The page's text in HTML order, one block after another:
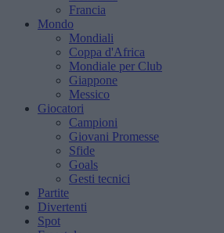
Francia
Mondo
Mondiali
Coppa d'Africa
Mondiale per Club
Giappone
Messico
Giocatori
Campioni
Giovani Promesse
Sfide
Goals
Gesti tecnici
Partite
Divertenti
Spot